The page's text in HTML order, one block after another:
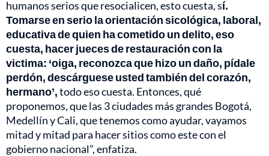
humanos serios que resocialicen, esto cuesta, sí.
Tomarse en serio la orientación sicológica, laboral,
educativa de quien ha cometido un delito, eso
cuesta, hacer jueces de restauración con la
victima: ‘oiga, reconozca que hizo un daño, pídale
perdón, descárguese usted también del corazón,
hermano’,todo eso cuesta. Entonces, qué
proponemos, que las 3 ciudades más grandes Bogotá,
Medellín y Cali, que tenemos como ayudar, vayamos
mitad y mitad para hacer sitios como este con el
gobierno nacional”, enfatiza.